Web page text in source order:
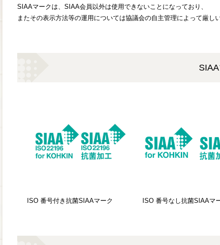
SIAAマークは、SIAA会員以外は使用できないことになっており、
またその表示方法等の運用については協議会の自主管理によって厳し
ISO 番号付き抗菌SIAAマーク ISO 番号なし抗菌SIAAマ